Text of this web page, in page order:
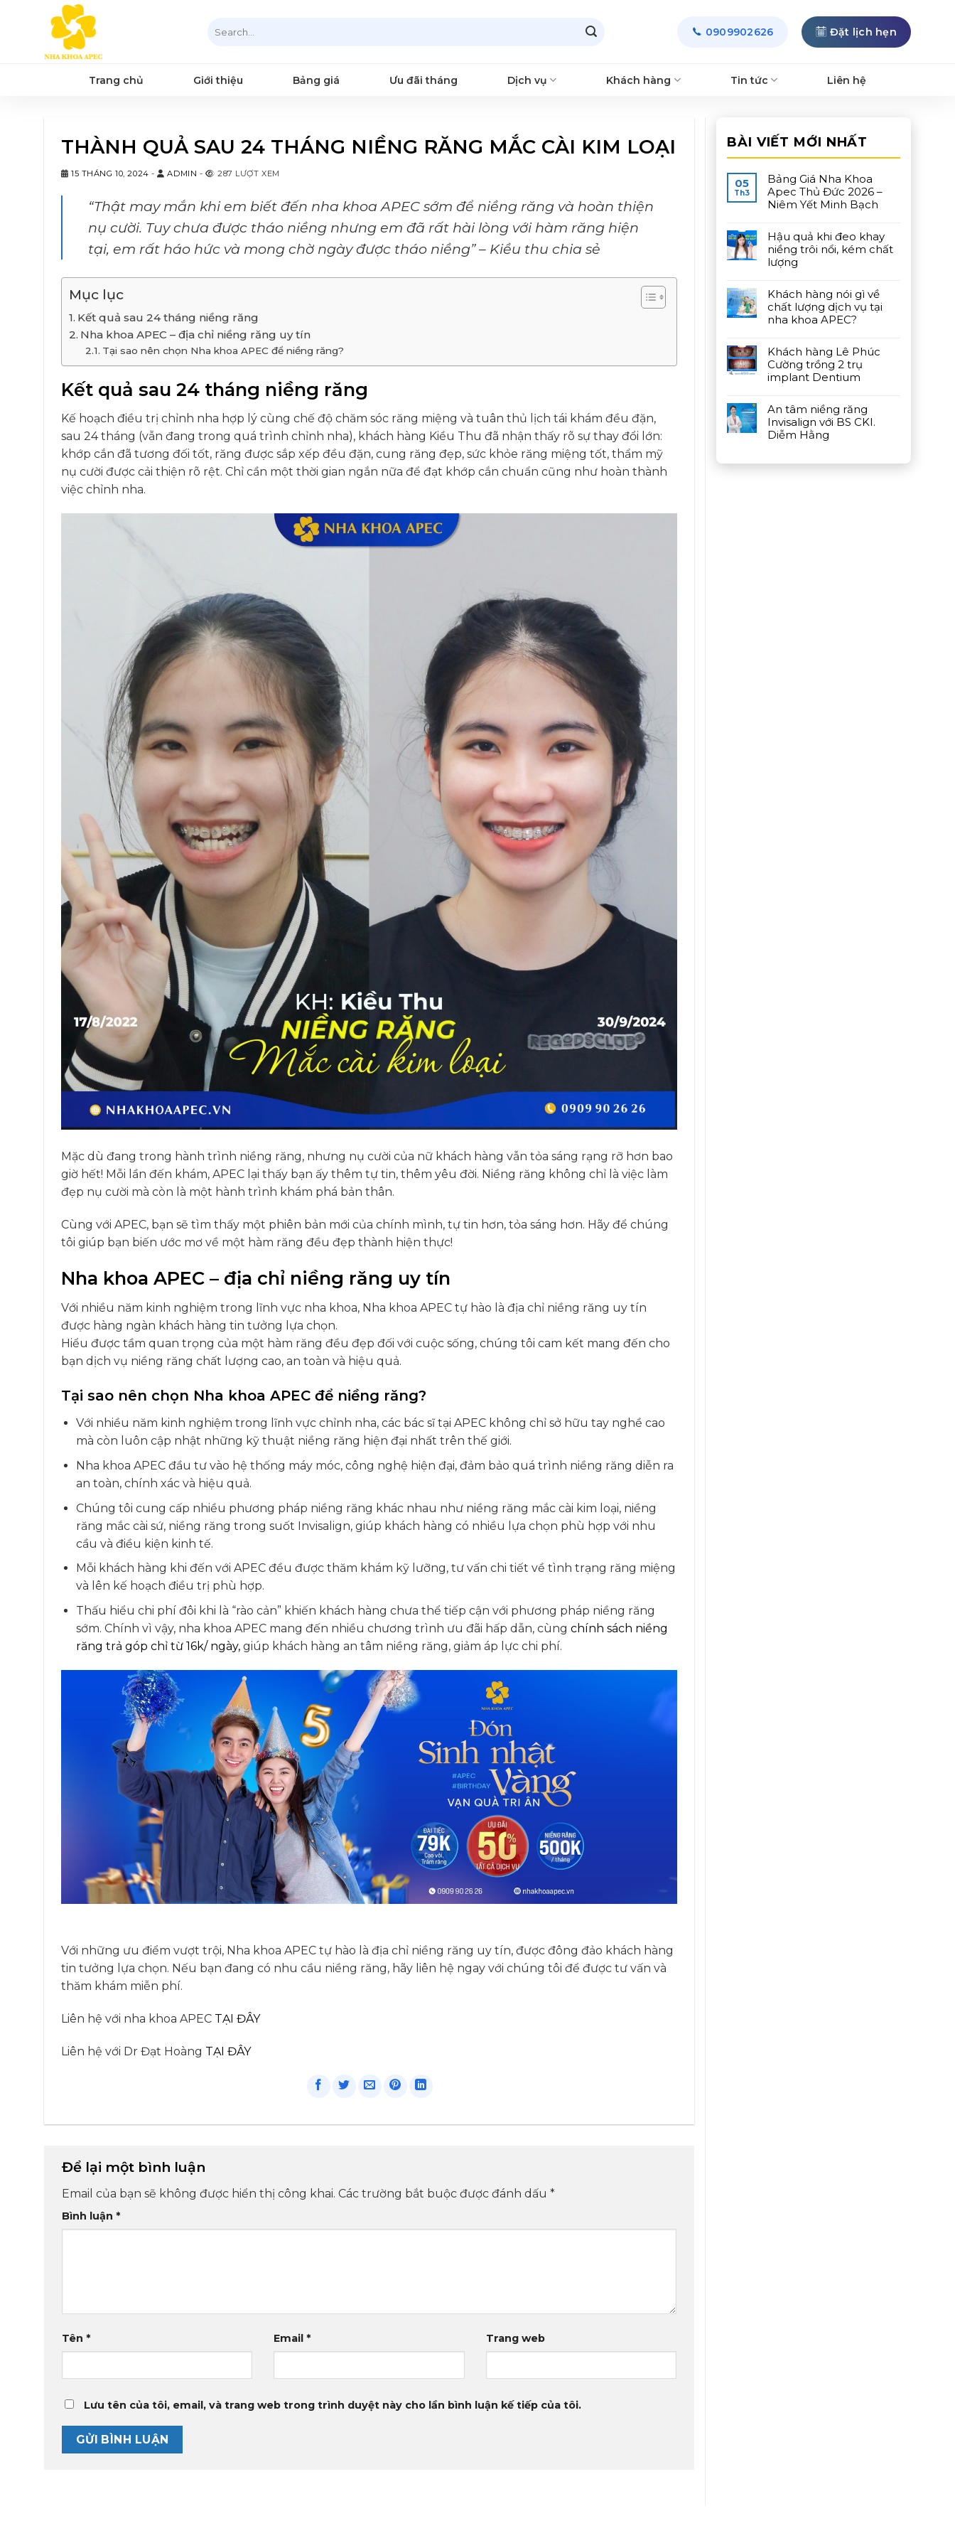
for:
0909902626 Đặt lịch hẹn
Trang chủ Giới thiệu Bảng giá Ưu đãi tháng Dịch vụ Khách hàng Tin tức Liên hệ
THÀNH QUẢ SAU 24 THÁNG NIỀNG RĂNG MẮC CÀI KIM LOẠI
15 THÁNG 10, 2024 - ADMIN - 287 LƯỢT XEM
“Thật may mắn khi em biết đến nha khoa APEC sớm để niềng răng và hoàn thiện
nụ cười. Tuy chưa được tháo niềng nhưng em đã rất hài lòng với hàm răng hiện
tại, em rất háo hức và mong chờ ngày được tháo niềng” – Kiều thu chia sẻ
Mục lục
Kết quả sau 24 tháng niềng răng
Nha khoa APEC – địa chỉ niềng răng uy tín
Tại sao nên chọn Nha khoa APEC để niềng răng?
Kết quả sau 24 tháng niềng răng
Kế hoạch điều trị chỉnh nha hợp lý cùng chế độ chăm sóc răng miệng và tuân thủ lịch tái khám đều đặn,
sau 24 tháng (vẫn đang trong quá trình chỉnh nha), khách hàng Kiều Thu đã nhận thấy rõ sự thay đổi lớn:
khớp cắn đã tương đối tốt, răng được sắp xếp đều đặn, cung răng đẹp, sức khỏe răng miệng tốt, thẩm mỹ
nụ cười được cải thiện rõ rệt. Chỉ cần một thời gian ngắn nữa để đạt khớp cắn chuẩn cũng như hoàn thành
việc chỉnh nha.
Mặc dù đang trong hành trình niềng răng, nhưng nụ cười của nữ khách hàng vẫn tỏa sáng rạng rỡ hơn bao
giờ hết! Mỗi lần đến khám, APEC lại thấy bạn ấy thêm tự tin, thêm yêu đời. Niềng răng không chỉ là việc làm
đẹp nụ cười mà còn là một hành trình khám phá bản thân.
Cùng với APEC, bạn sẽ tìm thấy một phiên bản mới của chính mình, tự tin hơn, tỏa sáng hơn. Hãy để chúng
tôi giúp bạn biến ước mơ về một hàm răng đều đẹp thành hiện thực!
Nha khoa APEC – địa chỉ niềng răng uy tín
Với nhiều năm kinh nghiệm trong lĩnh vực nha khoa, Nha khoa APEC tự hào là địa chỉ niềng răng uy tín
được hàng ngàn khách hàng tin tưởng lựa chọn.
Hiểu được tầm quan trọng của một hàm răng đều đẹp đối với cuộc sống, chúng tôi cam kết mang đến cho
bạn dịch vụ niềng răng chất lượng cao, an toàn và hiệu quả.
Tại sao nên chọn Nha khoa APEC để niềng răng?
Với nhiều năm kinh nghiệm trong lĩnh vực chỉnh nha, các bác sĩ tại APEC không chỉ sở hữu tay nghề cao
mà còn luôn cập nhật những kỹ thuật niềng răng hiện đại nhất trên thế giới.
Nha khoa APEC đầu tư vào hệ thống máy móc, công nghệ hiện đại, đảm bảo quá trình niềng răng diễn ra
an toàn, chính xác và hiệu quả.
Chúng tôi cung cấp nhiều phương pháp niềng răng khác nhau như niềng răng mắc cài kim loại, niềng
răng mắc cài sứ, niềng răng trong suốt Invisalign, giúp khách hàng có nhiều lựa chọn phù hợp với nhu
cầu và điều kiện kinh tế.
Mỗi khách hàng khi đến với APEC đều được thăm khám kỹ lưỡng, tư vấn chi tiết về tình trạng răng miệng
và lên kế hoạch điều trị phù hợp.
Thấu hiểu chi phí đôi khi là “rào cản” khiến khách hàng chưa thể tiếp cận với phương pháp niềng răng
sớm. Chính vì vậy, nha khoa APEC mang đến nhiều chương trình ưu đãi hấp dẫn, cùng chính sách niềng
răng trả góp chỉ từ 16k/ ngày,giúp khách hàng an tâm niềng răng, giảm áp lực chi phí.
Với những ưu điểm vượt trội, Nha khoa APEC tự hào là địa chỉ niềng răng uy tín, được đông đảo khách hàng
tin tưởng lựa chọn. Nếu bạn đang có nhu cầu niềng răng, hãy liên hệ ngay với chúng tôi để được tư vấn và
thăm khám miễn phí.
Liên hệ với nha khoa APEC TẠI ĐÂY
Liên hệ với Dr Đạt Hoàng TẠI ĐÂY
Để lại một bình luận
Email của bạn sẽ không được hiển thị công khai. Các trường bắt buộc được đánh dấu *
Bình luận *
Tên * Email* Trang web
Lưu tên của tôi, email, và trang web trong trình duyệt này cho lần bình luận kế tiếp của tôi.
BÀI VIẾT MỚI NHẤT
05
Th3
Bảng Giá Nha Khoa
Apec Thủ Đức 2026 –
Niêm Yết Minh Bạch
Hậu quả khi đeo khay
niềng trôi nổi, kém chất
lượng
Khách hàng nói gì về
chất lượng dịch vụ tại
nha khoa APEC?
Khách hàng Lê Phúc
Cường trồng 2 trụ
implant Dentium
An tâm niềng răng
Invisalign với BS CKI.
Diễm Hằng